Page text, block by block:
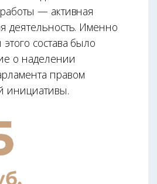
— активная
деятельность. Именно
состава было
о наделении
правом
инициативы.